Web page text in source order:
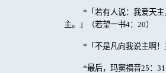
* 「若有人说：我爱天
主。」（若望一书4： 20）
* 「不是凡向我说主啊
*最后，玛窦福音25 ：